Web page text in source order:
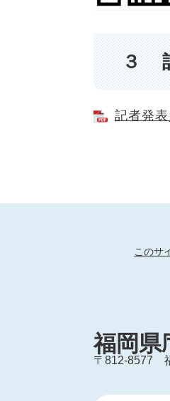
３
記者発
このサ
福岡県
〒812-8577